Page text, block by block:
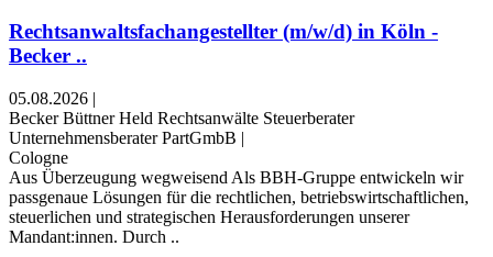
Rechtsanwaltsfachangestellter (m/w/d) in Köln -
Becker ..
05.08.2026 |
Becker Büttner Held Rechtsanwälte Steuerberater
Unternehmensberater PartGmbB |
Cologne
Aus Überzeugung wegweisend Als BBH-Gruppe entwickeln wir
passgenaue Lösungen für die rechtlichen, betriebswirtschaftlichen,
steuerlichen und strategischen Herausforderungen unserer
Mandant:innen. Durch ..